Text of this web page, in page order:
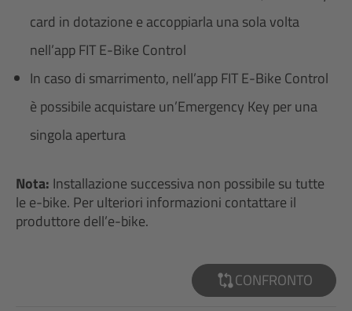
card in dotazione e accoppiarla una sola volta
nell’app FIT E-Bike Control
In caso di smarrimento, nell’app FIT E-Bike Control
è possibile acquistare un’Emergency Key per una
singola apertura
Nota: Installazione successiva non possibile su tutte
le e-bike. Per ulteriori informazioni contattare il
produttore dell’e-bike.
CONFRONTO